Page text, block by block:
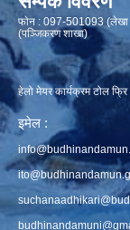
फाेन : 097-501093 (लेखा
(पञ्जिकरण शाखा)
हेलो मेयर कार्यक्रम टोल
इमेल :